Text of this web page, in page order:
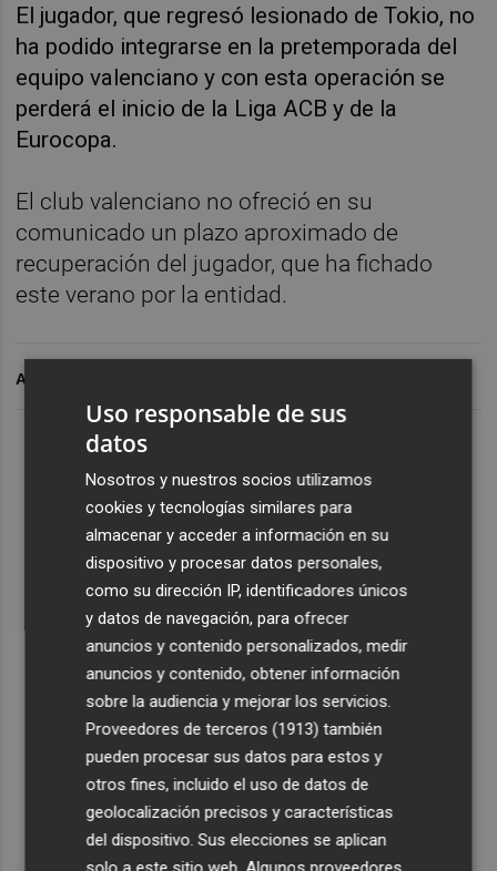
El jugador, que regresó lesionado de Tokio, no
ha podido integrarse en la pretemporada del
equipo valenciano y con esta operación se
perderá el inicio de la Liga ACB y de la
Eurocopa.
El club valenciano no ofreció en su
comunicado un plazo aproximado de
recuperación del jugador, que ha fichado
este verano por la entidad.
ARCHIVADO EN
Uso responsable de sus
datos
Nosotros y nuestros socios utilizamos
cookies y tecnologías similares para
almacenar y acceder a información en su
dispositivo y procesar datos personales,
como su dirección IP, identificadores únicos
y datos de navegación, para ofrecer
anuncios y contenido personalizados, medir
anuncios y contenido, obtener información
sobre la audiencia y mejorar los servicios.
Proveedores de terceros (1913) también
pueden procesar sus datos para estos y
otros fines, incluido el uso de datos de
geolocalización precisos y características
del dispositivo. Sus elecciones se aplican